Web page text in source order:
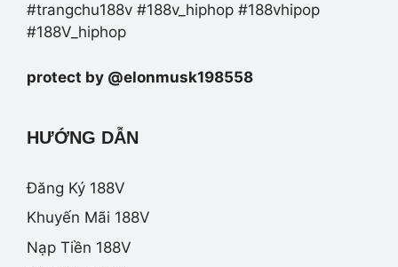
#trangchu188v #188v_hiphop #188vhipop
#188V_hiphop
protect by @elonmusk198558
HƯỚNG DẪN
Đăng Ký 188V
Khuyến Mãi 188V
Nạp Tiền 188V